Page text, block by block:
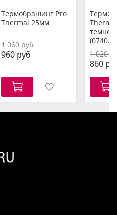
Термобрашинг Pro
Thermal 25мм
1 060 руб
960 руб
(07402)
1 020
860